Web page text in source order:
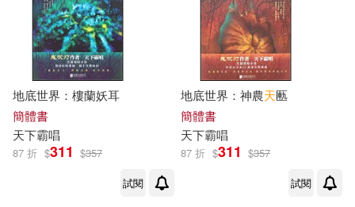
出版社 (可複選)
新華先鋒(48) 普天出版社(25)
高寶(24) 安徽文藝出版社(19)
北京聯合出版公司(14)
展開
地底世界：樓蘭妖耳
簡體書
天下霸唱
87 折 $311 $357
試閱
地底世界：神農天匭
簡體書
天下霸唱
87 折 $311 $357
試閱